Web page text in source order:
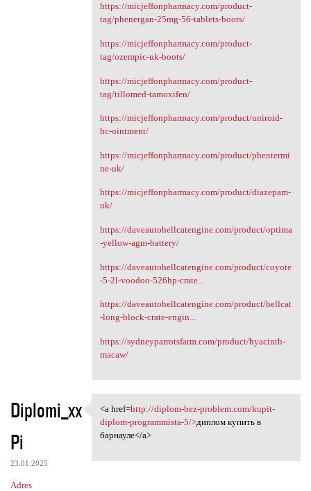
https://micjeffonpharmacy.com/product-
tag/phenergan-25mg-56-tablets-boots/
https://micjeffonpharmacy.com/product-
tag/ozempic-uk-boots/
https://micjeffonpharmacy.com/product-
tag/tillomed-tamoxifen/
https://micjeffonpharmacy.com/product/uniroid-
hc-ointment/
https://micjeffonpharmacy.com/product/phentermi
ne-uk/
https://micjeffonpharmacy.com/product/diazepam-
uk/
https://daveautohellcatengine.com/product/optima
-yellow-agm-battery/
https://daveautohellcatengine.com/product/coyote
-5-2l-voodoo-526hp-crate...
https://daveautohellcatengine.com/product/hellcat
-long-block-crate-engin...
https://sydneyparrotsfarm.com/product/hyacinth-
macaw/
Diplomi_xx
Pi
23.01.2025
Adres
<a href=http://diplom-bez
<a href=http://diplom-bez-problem.com/kupit-
diplom-programmista-5/>диплом купить в
барнауле</a>